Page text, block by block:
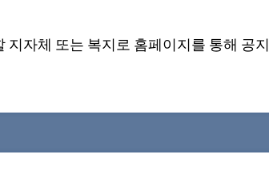
자체 또는 복지로 홈페이지를 통해 공지